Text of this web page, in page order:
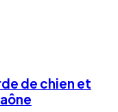
de chien et